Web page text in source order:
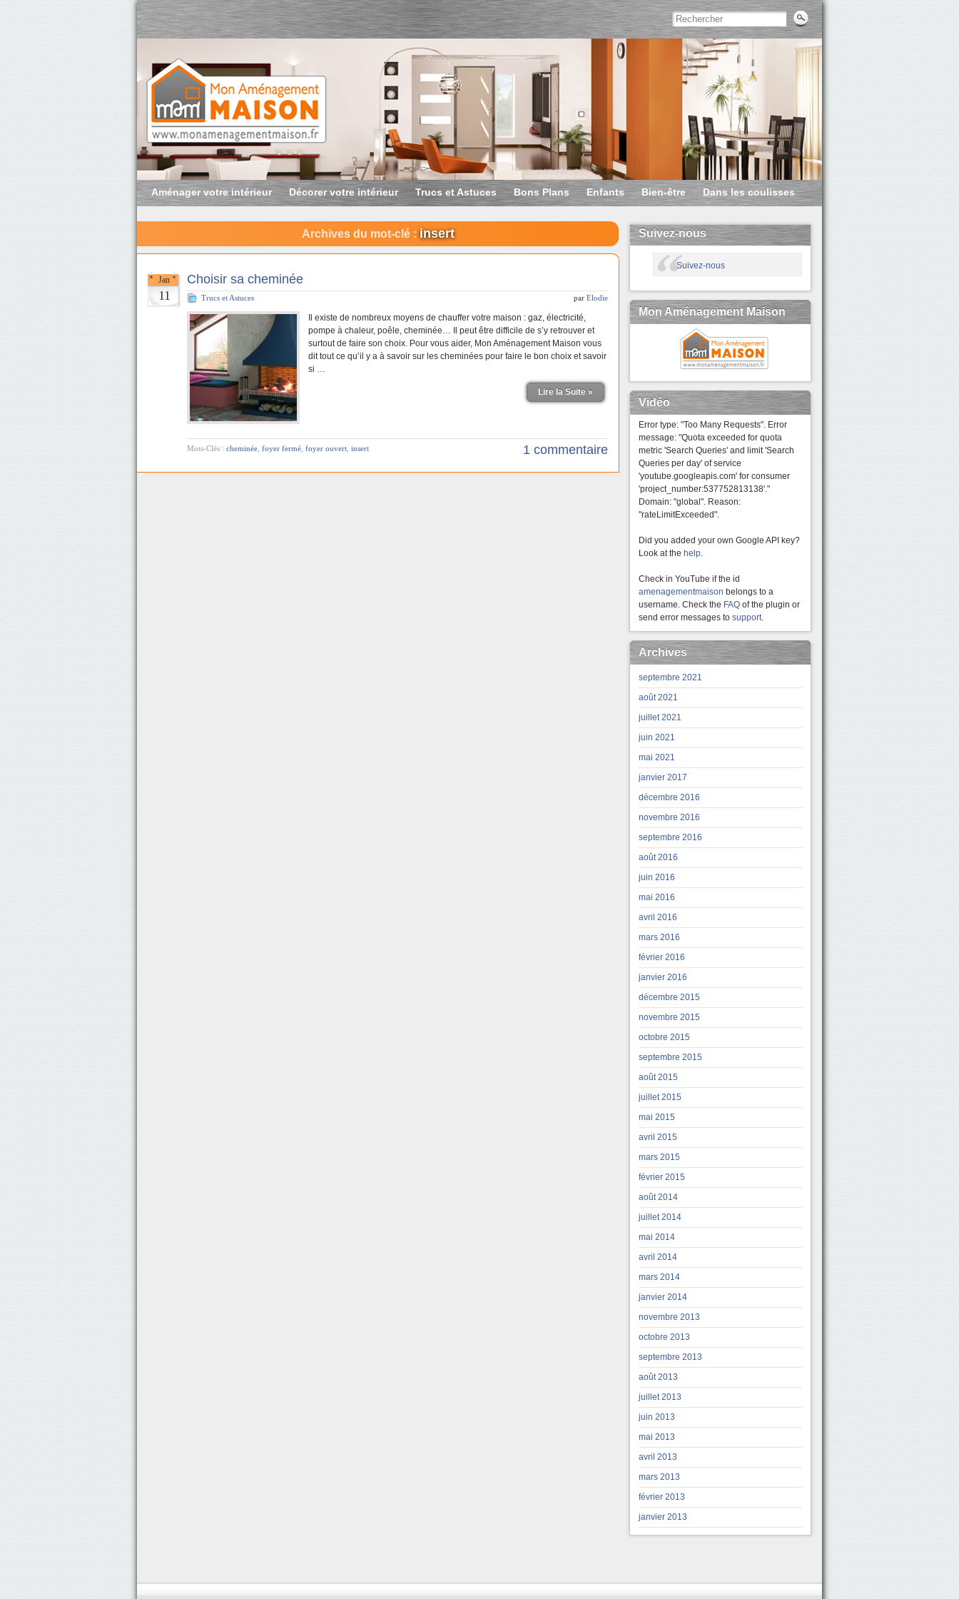
Aménager votre intérieur Décorer votre intérieur Trucs et Astuces Bons Plans Enfants Bien-être Dans les coulisses
Archives du mot-clé :insert
Jan
11
Choisir sa cheminée
Trucs et Astuces par Elodie
Il existe de nombreux moyens de chauffer votre maison : gaz, électricité,
pompe à chaleur, poêle, cheminée… Il peut être difficile de s’y retrouver et
surtout de faire son choix. Pour vous aider, Mon Aménagement Maison vous
dit tout ce qu’il y a à savoir sur les cheminées pour faire le bon choix et savoir
si …
Lire la Suite »
Mots-Clés : cheminée foyer fermé foyer ouvert insert 1 commentaire
Suivez-nous
Suivez-nous
Mon Aménagement Maison
Vidéo
Error type: "Too Many Requests". Error
message: "Quota exceeded for quota
metric 'Search Queries' and limit 'Search
Queries per day' of service
'youtube.googleapis.com' for consumer
'project_number:537752813138'."
Domain: "global". Reason:
"rateLimitExceeded".
Did you added your own Google API key?
Look at the help.
Check in YouTube if the id
amenagementmaison belongs to a
username. Check the FAQ of the plugin or
send error messages to support.
Archives
septembre 2021
août 2021
juillet 2021
juin 2021
mai 2021
janvier 2017
décembre 2016
novembre 2016
septembre 2016
août 2016
juin 2016
mai 2016
avril 2016
mars 2016
février 2016
janvier 2016
décembre 2015
novembre 2015
octobre 2015
septembre 2015
août 2015
juillet 2015
mai 2015
avril 2015
mars 2015
février 2015
août 2014
juillet 2014
mai 2014
avril 2014
mars 2014
janvier 2014
novembre 2013
octobre 2013
septembre 2013
août 2013
juillet 2013
juin 2013
mai 2013
avril 2013
mars 2013
février 2013
janvier 2013